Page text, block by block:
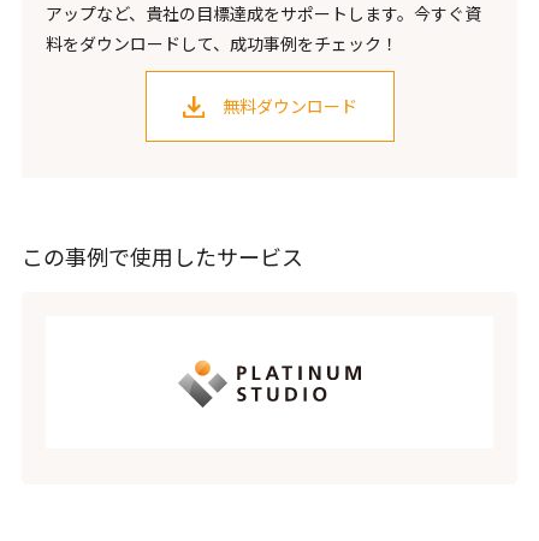
アップなど、貴社の目標達成をサポートします。今すぐ資
料をダウンロードして、成功事例をチェック！
無料ダウンロード
この事例で使用したサービス